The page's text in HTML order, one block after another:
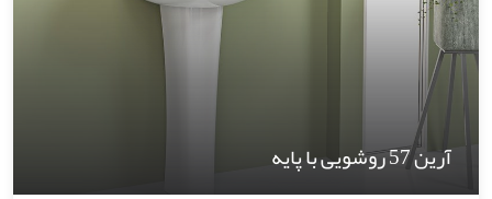
آرین 57 روشویی با پایه